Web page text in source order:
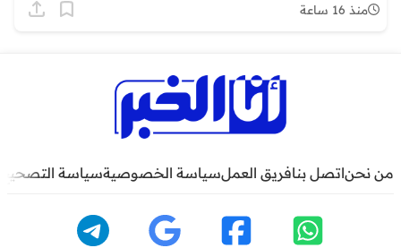
منذ 16 ساعة
من نحناتصل بنافريق العملسياسة الخصوصيةسياسة التصحيح